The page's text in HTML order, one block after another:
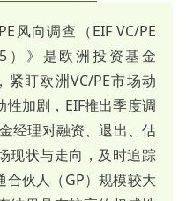
风向调查（EIF VC/PE
）》是欧洲投资基金
紧盯欧洲VC/PE市场动
加剧，EIF推出季度调
经理对融资、退出、估
现状与走向，及时追踪
伙人（GP）规模较大